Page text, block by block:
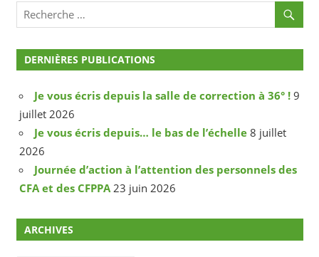
DERNIÈRES PUBLICATIONS
Je vous écris depuis la salle de correction à 36° ! 9
juillet 2026
Je vous écris depuis… le bas de l’échelle 8 juillet
2026
Journée d’action à l’attention des personnels des
CFA et des CFPPA 23 juin 2026
ARCHIVES